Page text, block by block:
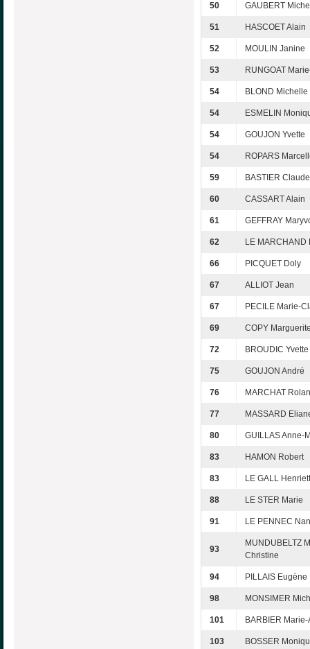
50 GAUBERT
51 HASCOET Alain
52 MOULIN Janine
53 RUNGOAT
54 BLOND Michelle
54 ESMELIN
54 GOUJON Yvette
54 ROPARS
59 BASTIER Claude
60 CASSART Alain
61 GEFFRAY
62 LE MARCHAND
66 PICQUET Doly
67 ALLIOT Jean
67 PECILE Marie-
69 COPY
72 BROUDIC Yvette
75 GOUJON André
76 MARCHAT
77 MASSARD
80 GUILLAS Anne-
83 HAMON Robert
83 LE GALL
88 LE STER Marie
91 LE PENNEC
93
MUNDUBELTZ
Christine
94 PILLAIS Eugène
98 MONSIMER
101 BARBIER
103 BOSSER